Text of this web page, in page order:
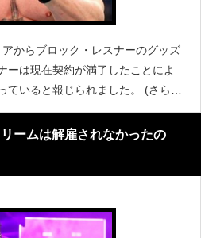
からブロック・レスナーのグッズ
ーは現在契約が満了したことによ
ていると報じられました。 (さらに
ームは解雇されなかったの